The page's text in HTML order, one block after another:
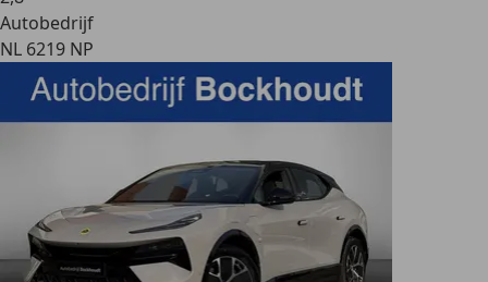
Autobedrijf
NL 6219 NP